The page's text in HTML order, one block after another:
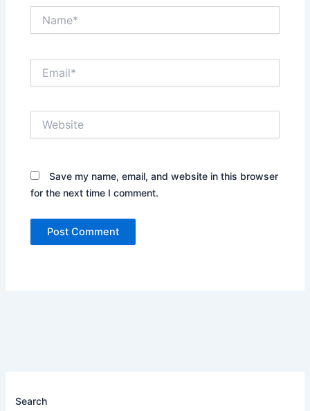
Save my name, email, and website in this browser
for the next time I comment.
Search